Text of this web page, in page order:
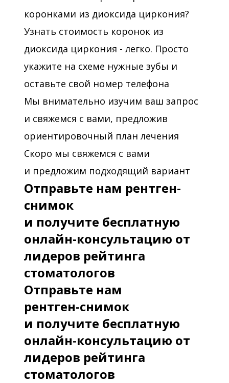
коронками из диоксида циркония?
Узнать стоимость коронок из
диоксида циркония - легко. Просто
укажите на схеме нужные зубы и
оставьте свой номер телефона
Мы внимательно изучим ваш запрос
и свяжемся с вами, предложив
ориентировочный план лечения
Скоро мы свяжемся с вами
и предложим подходящий вариант
Отправьте нам рентген-
снимок
и получите бесплатную
онлайн-консультацию от
лидеров рейтинга
стоматологов
Отправьте нам
рентген-снимок
и получите бесплатную
онлайн-консультацию от
лидеров рейтинга
стоматологов